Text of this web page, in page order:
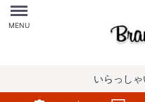
Menu
MENU
いらっし